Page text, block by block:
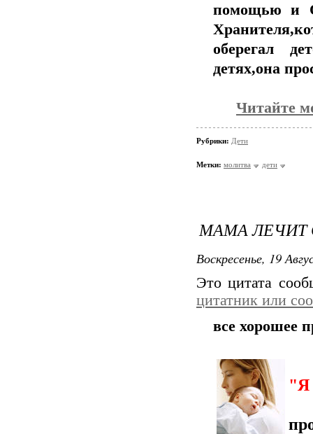
помощью и
оберегал
детях,она
Читайте
Рубрики: Дети
Метки: молитва дети
МАМА ЛЕЧИТ
Воскресенье, 19
Это цитата
цитатник или
все хорошее
"Я